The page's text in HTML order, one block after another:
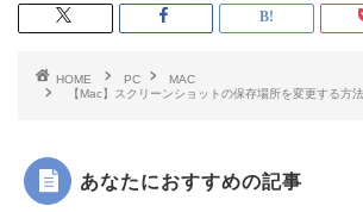
HOME PC
MAC
【Mac】スクリーンショットの保存場所を変更する方法
あなたにおすすめの記事